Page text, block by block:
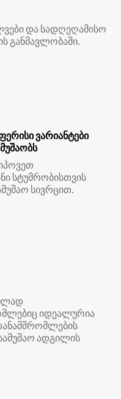
და სადღეღამისო
განმავლობაში.
ვარიანტები
სტუმრობისთვის
სივრცით.
იდეალურია
ადგილის